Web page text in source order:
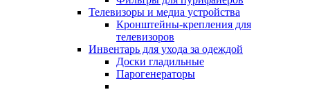
Телевизоры и медиа устройства
Кронштейны-крепления для
телевизоров
Инвентарь для ухода за одеждой
Доски гладильные
Парогенераторы